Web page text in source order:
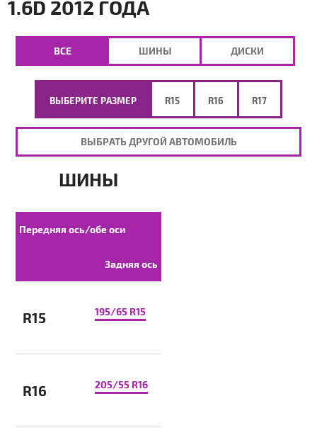
1.6D 2012 ГОДА
ВЫБЕРИТЕ РАЗМЕР R15 R16 R17
ВЫБРАТЬ ДРУГОЙ АВТОМОБИЛЬ
ВСЕ ШИНЫ ДИСКИ
ШИНЫ
Передняя ось/обе оси
Задняя ось
R15 195/65 R15
R16 205/55 R16